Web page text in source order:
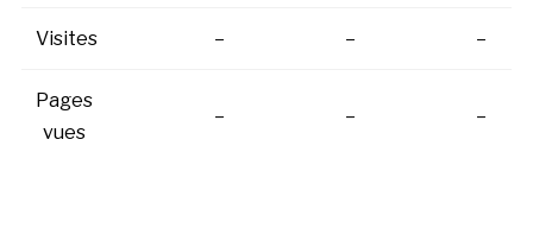
Visites – – –
Pages
vues
– – –